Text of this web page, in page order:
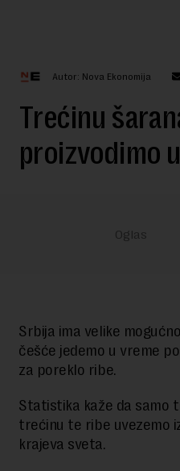
Autor: Nova Ekonomija
Trećinu
proizvodimo
Srbija ima velike
češće jedemo u vreme
za poreklo ribe.
Statistika kaže da samo
trećinu te ribe uvezemo
krajeva sveta.